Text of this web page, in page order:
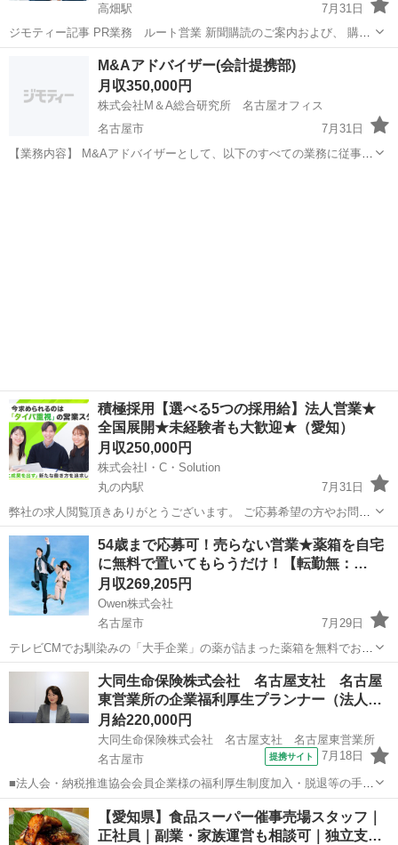
高畑駅
7月31日
ジモティー記事 PR業務 ルート営業 新聞購読のご案内および、 購読
更新のご案内をお願いします。 ご購読頂いているお客様への訪問がメ
名古屋市 高畑駅 ルートセールス 未経験
M&Aアドバイザー(会計提携部)
月収350,000円
株式会社M＆A総合研究所 名古屋オフィス
名古屋市
7月31日
【業務内容】 M&Aアドバイザーとして、以下のすべての業務に従事し
積極採用【選べる5つの採用給】法人営業★
全国展開★未経験者も大歓迎★（愛知）
月収250,000円
株式会社I・C・Solution
丸の内駅
7月31日
弊社の求人閲覧頂きありがとうございます。 ご応募希望の方やお問い
合わせは0120-772-007か公式LINEにてご連絡お願いします。 ※ジモテ
ィーを見たと言っていただけますとスムーズです。 ＝＝＝＝＝＝＝＝
＝＝...
愛知 名古屋市 丸の内駅 代理店営業
54歳まで応募可！売らない営業★薬箱を自宅
に無料で置いてもらうだけ！【転勤無：…
月収269,205円
Owen株式会社
名古屋市
7月29日
テレビCMでお馴染みの「大手企業」の薬が詰まった薬箱を無料でお届
けし、お使いいただいた分だけ料金をいただきます！ 他にも、お客様
の症状に応じて、新商品のご案内をお任せ 【ー 具体的な仕事内容
ー】 お客様の健康...
愛知 名古屋市 ルートセールス 未経験
大同生命保険株式会社 名古屋支社 名古屋
東営業所の企業福利厚生プランナー（法人…
月給220,000円
大同生命保険株式会社 名古屋支社 名古屋東営業所
名古屋市
提携サイト 7月18日
■法人会・納税推進協会会員企業様の福利厚生制度加入・脱退等の手続
きなどをお任せします。 家庭訪問ではなく、会員である法人企業様へ
と出向き、当社のお薦めするプランのご案内などがメイン。個人宅訪
問や知人・友人への保険勧誘は一切あ...
愛知 名古屋市 代理店営業
【愛知県】食品スーパー催事売場スタッフ｜
正社員｜副業・家族運営も相談可｜独立支…